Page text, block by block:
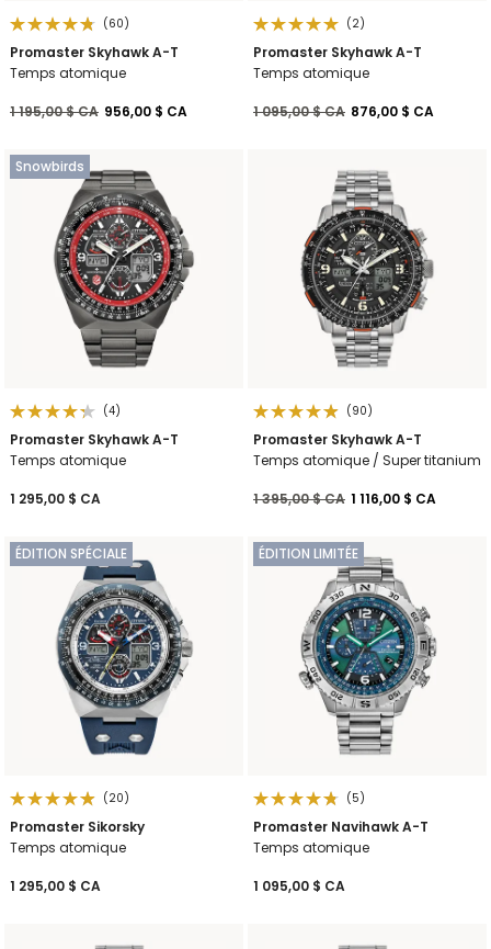
(60)
Promaster Skyhawk A-T
Temps atomique
Prix réduit de
1 195,00 $ CAà956,00 $ CA
(2)
Promaster Skyhawk A-T
Temps atomique
Prix réduit de
1 095,00 $ CAà876,00 $ CA
Snowbirds
(4)
Promaster Skyhawk A-T
Temps atomique
1 295,00 $ CA
(90)
Promaster Skyhawk A-T
Temps atomique / Super titanium
Prix réduit de
1 395,00 $ CAà1 116,00 $ CA
ÉDITION SPÉCIALE
(20)
Promaster Sikorsky
Temps atomique
1 295,00 $ CA
ÉDITION LIMITÉE
(5)
Promaster Navihawk A-T
Temps atomique
1 095,00 $ CA